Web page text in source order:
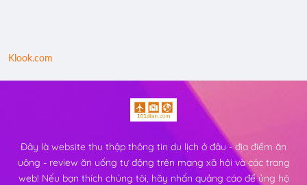
Klook.com
Đây là website thu thập thông tin du lịch ở đâu - địa điểm ăn
uông - review ăn uống tự động trên mạng xã hội và các trang
web! Nếu bạn thích chúng tôi, hãy nhấn quảng cáo để ủng hộ